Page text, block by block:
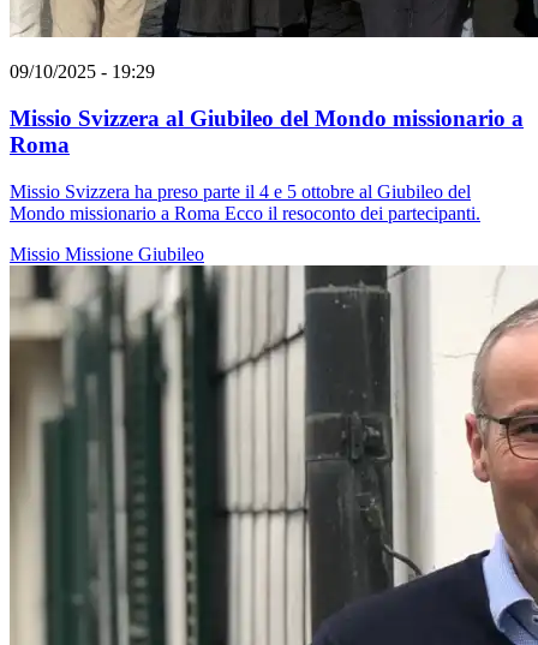
09/10/2025 - 19:29
Missio Svizzera al Giubileo del Mondo missionario a
Roma
Missio Svizzera ha preso parte il 4 e 5 ottobre al Giubileo del
Mondo missionario a Roma Ecco il resoconto dei partecipanti.
Missio Missione Giubileo